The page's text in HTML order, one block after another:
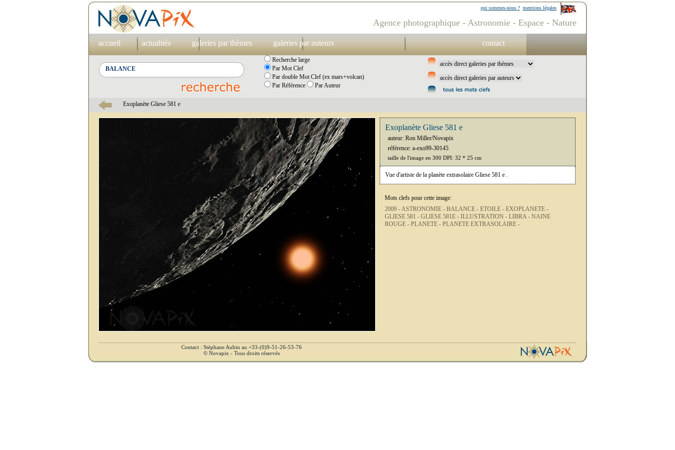
mentions légales
qui sommes-nous ?
Agence photographique - Astronomie - Espace - Nature
accueil actualités galeries par thèmes galeries par auteurs contact
Recherche large
Par Mot Clef
Par double Mot Clef (ex mars+volcan)
Par Référence
Par Auteur
Exoplanète Gliese 581 e
Exoplanète Gliese 581 e
auteur: Ron Miller/Novapix
référence: a-exo99-30145
taille de l'image en 300 DPI: 32 * 25 cm
Vue d'artiste de la planète extrasolaire Gliese 581 e .
Mots clefs pour cette image:
2009 -ASTRONOMIE - BALANCE - ETOILE - EXOPLANETE -
GLIESE 581 - GLIESE 581E - ILLUSTRATION - LIBRA - NAINE
ROUGE - PLANETE - PLANETE EXTRASOLAIRE -
Contact : Stéphane Aubin au +33-(0)9-51-26-53-76
© Novapix - Tous droits réservés